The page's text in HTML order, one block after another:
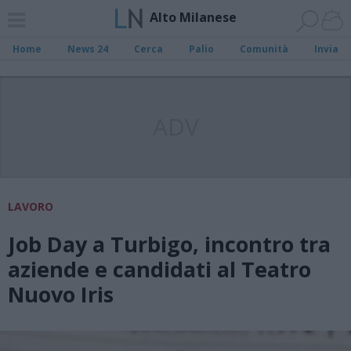
Alto Milanese
Home News 24 Cerca Palio Comunità Invia
LAVORO
Job Day a Turbigo, incontro tra
aziende e candidati al Teatro
Nuovo Iris